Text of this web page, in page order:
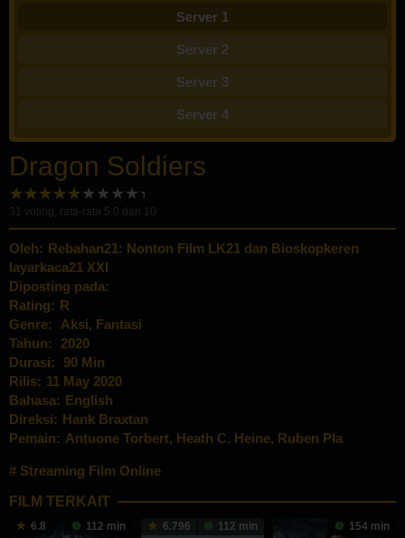
Server 1
Server 2
Server 3
Server 4
Dragon Soldiers
31 voting, rata-rata 5.0 dari 10
Oleh: Rebahan21: Nonton Film LK21 dan Bioskopkeren
layarkaca21 XXI
Diposting pada:
Rating: R
Genre:
Aksi, Fantasi
Tahun:
2020
Durasi:
90 Min
Rilis: 11 May 2020
Bahasa: English
Direksi: Hank Braxtan
Pemain: Antuone Torbert, Heath C. Heine, Ruben Pla
Streaming Film Online
FILM TERKAIT
6.8 112 min 6.796 112 min 154 min